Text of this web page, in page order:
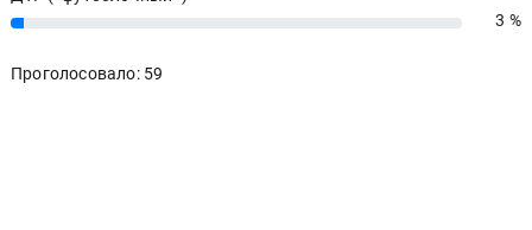
3% 3 %
Проголосовало: 59